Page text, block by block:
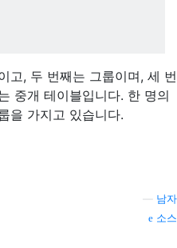
고, 두 번째는 그룹이며, 세 번
중개 테이블입니다. 한 명의
을 가지고 있습니다.
남자
소스